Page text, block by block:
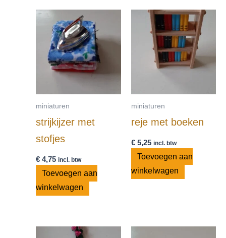
miniaturen
strijkijzer met
stofjes
€ 4,75 incl. btw
Toevoegen aan
winkelwagen
miniaturen
reje met boeken
€5,25 incl. btw
Toevoegen aan
winkelwagen